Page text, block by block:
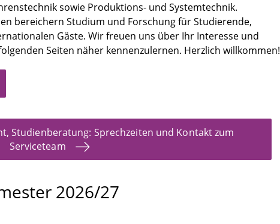
sowie Produktions- und Systemtechnik.
bereichern Studium und Forschung für Studierende,
Gäste. Wir freuen uns über Ihr Interesse und
Seiten näher kennenzulernen. Herzlich willkommen!
Studienberatung: Sprechzeiten und Kontakt zum
Serviceteam
2026/27